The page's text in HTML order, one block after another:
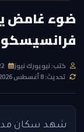
ضوء غامض
كتب: نيويورك نيوز
تحديث: 8 أغسطس 2026 — 3:40 AM
شهد سكان